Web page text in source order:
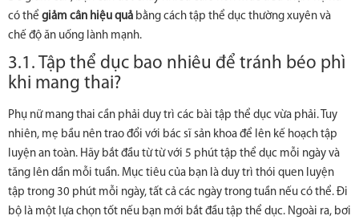
có thể giảm cân hiệu quả bằng cách tập thể dục thường xuyên và
chế độ ăn uống lành mạnh.
3.1. Tập thể dục bao nhiêu để tránh béo phì
khi mang thai?
Phụ nữ mang thai cần phải duy trì các bài tập thể dục vừa phải. Tuy
nhiên, mẹ bầu nên trao đổi với bác sĩ sản khoa để lên kế hoạch tập
luyện an toàn. Hãy bắt đầu từ từ với 5 phút tập thể dục mỗi ngày và
tăng lên dần mỗi tuần. Mục tiêu của bạn là duy trì thói quen luyện
tập trong 30 phút mỗi ngày, tất cả các ngày trong tuần nếu có thể. Đi
bộ là một lựa chọn tốt nếu bạn mới bắt đầu tập thể dục. Ngoài ra, bơi